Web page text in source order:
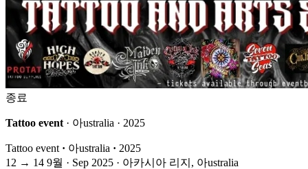
종료
Tattoo event · 아ustralia · 2025
Tattoo event · 아ustralia · 2025
12 → 14 9월 · Sep 2025 · 아카시아 리지, 아ustralia